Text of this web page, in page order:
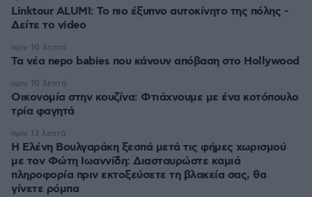
Linktour ALUMI: Το πιο έξυπνο αυτοκίνητο της πόλης -
Δείτε το video
Τα νέα nepo babies που κάνουν απόβαση στο Hollywood
πριν 10 λεπτά
Οικονομία στην κουζίνα: Φτιάχνουμε με ένα κοτόπουλο
τρία φαγητά
πριν 10 λεπτά
Η Ελένη Βουλγαράκη ξεσπά μετά τις φήμες χωρισμού
με τον Φώτη Ιωαννίδη: Διασταυρώστε καμιά
πληροφορία πριν εκτοξεύσετε τη βλακεία σας, θα
γίνετε ρόμπα
πριν 13 λεπτά